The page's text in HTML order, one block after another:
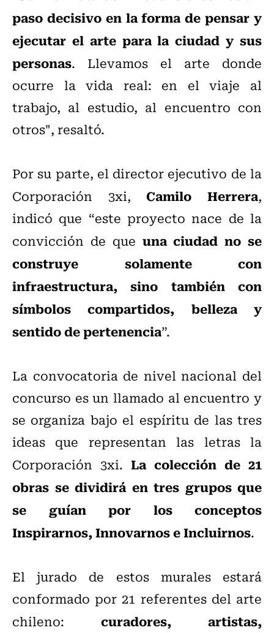
paso decisivo en la forma de pensar y
ejecutar el arte para la ciudad y sus
personas. Llevamos el arte donde
ocurre la vida real: en el viaje al
trabajo, al estudio, al encuentro con
otros", resaltó.
Por su parte, el director ejecutivo de la
Corporación 3xi,Camilo Herrera,
indicó que “este proyecto nace de la
convicción de que una ciudad no se
construye solamente con
infraestructura, sino también con
símbolos compartidos, belleza y
sentido de pertenencia”.
La convocatoria de nivel nacional del
concurso es un llamado al encuentro y
se organiza bajo el espíritu de las tres
ideas que representan las letras la
Corporación 3xi. La colección de 21
obras se dividirá en tres grupos que
se guían por los conceptos
Inspirarnos, Innovarnos e Incluirnos.
El jurado de estos murales estará
conformado por 21 referentes del arte
chileno: curadores, artistas,